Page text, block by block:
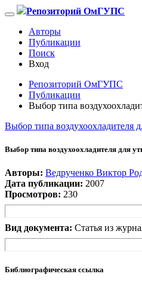
Репозиторий ОмГУПС
Авторы
Публикации
Поиск
Вход
Репозиторий ОмГУПС
Публикации
Выбор типа
Выбор типа воздухоохладителя
Выбор типа воздухоохладителя для
Авторы: Ведрученко Виктор
Дата публикации: 2007
Просмотров: 230
Вид документа: Статья из
Библиографическая ссылка